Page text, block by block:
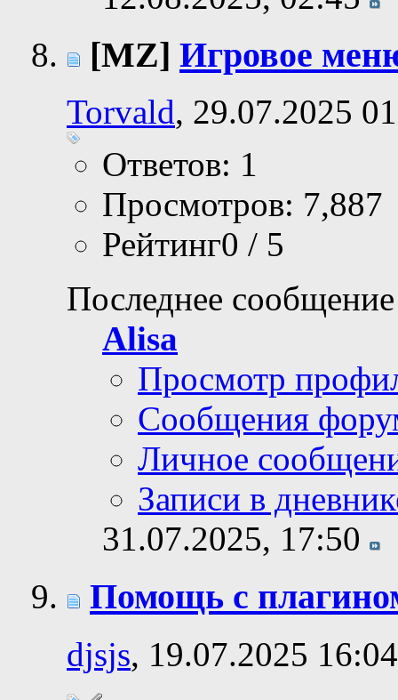
[MZ] Игровое
Torvald, 29.07.2025
Ответов: 1
Просмотров: 7,887
Рейтинг0 / 5
Последнее
Alisa
Просмотр
Сообщения
Личное
Записи в
31.07.2025, 17:50
Помощь с
djsjs, 19.07.2025 16:04